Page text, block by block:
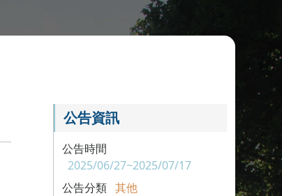
公告資訊
公告時間
2025/06/27~2025/07/17
公告分類 其他